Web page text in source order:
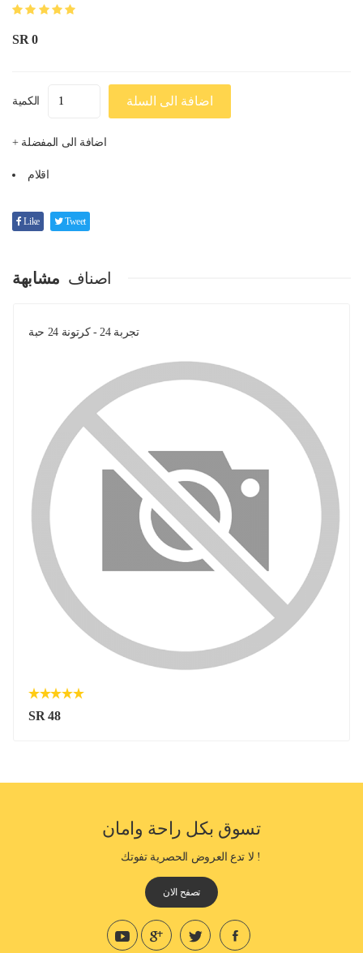
SR 0
الكمية اضافة الى السلة
+ اضافة الى المفضلة
اقلام
Like Tweet
اصناف مشابهة
تجربة 24 - كرتونة 24 حبة
SR 48
تسوق بكل راحة وامان
! لا تدع العروض الحصرية تفوتك
تصفح الان